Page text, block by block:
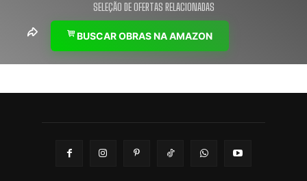
SELEÇÃO DE OFERTAS RELACIONADAS
BUSCAR OBRAS NA AMAZON